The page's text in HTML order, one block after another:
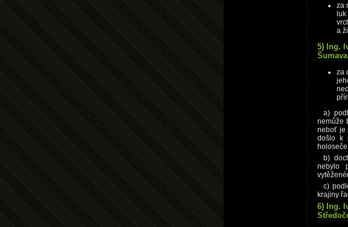
za
a
5) Ing.
za
a)
nemůže
neboť je
došlo k
b)
nebylo
c)
krajiny
6) Ing.